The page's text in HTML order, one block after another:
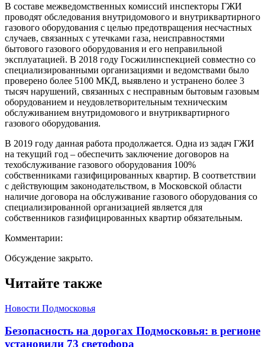
В составе межведомственных комиссий инспекторы ГЖИ
проводят обследования внутридомового и внутриквартирного
газового оборудования с целью предотвращения несчастных
случаев, связанных с утечками газа, неисправностями
бытового газового оборудования и его неправильной
эксплуатацией. В 2018 году Госжилинспекцией совместно со
специализированными организациями и ведомствами было
проверено более 5100 МКД, выявлено и устранено более 3
тысяч нарушений, связанных с несправным бытовым газовым
оборудованием и неудовлетворительным техническим
обслуживанием внутридомового и внутриквартирного
газового оборудования.
В 2019 году данная работа продолжается. Одна из задач ГЖИ
на текущий год – обеспечить заключение договоров на
техобслуживание газового оборудования 100%
собственниками газифицированных квартир. В соответствии
с действующим законодательством, в Московской области
наличие договора на обслуживание газового оборудования со
специализированной организацией является для
собственников газифицированных квартир обязательным.
Комментарии:
Обсуждение закрыто.
Читайте также
Новости Подмосковья
Безопасность на дорогах Подмосковья: в регионе
установили 73 светофора